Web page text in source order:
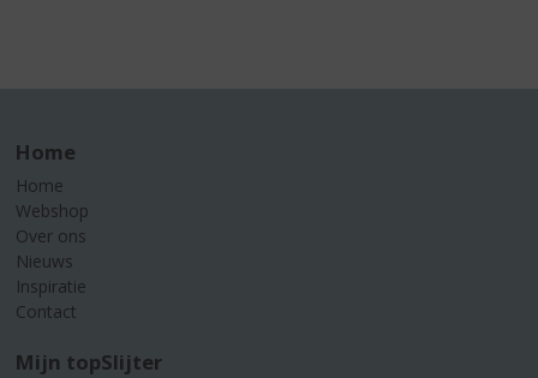
Home
Home
Webshop
Over ons
Nieuws
Inspiratie
Contact
Mijn topSlijter